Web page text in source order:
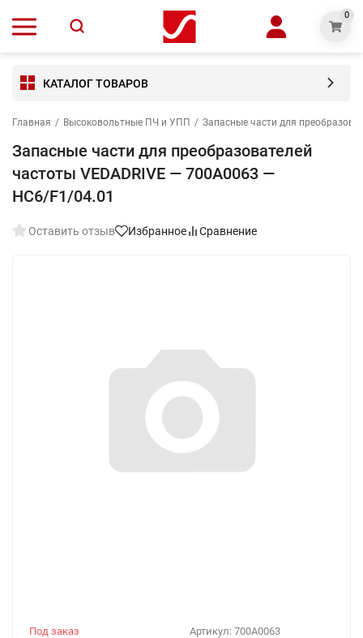
0
КАТАЛОГ ТОВАРОВ
Главная / Высоковольтные ПЧ и УПП / Запасные части для
Запасные части для преобразователей
частоты VEDADRIVE — 700A0063 —
HC6/F1/04.01
Оставить отзыв Избранное Сравнение
Артикул: 700A0063
Под заказ